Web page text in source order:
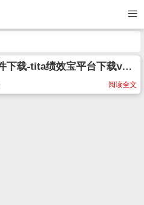
tita绩效宝软件下载-tita绩效宝平台下载v1.0.4 安卓版
阅读全文